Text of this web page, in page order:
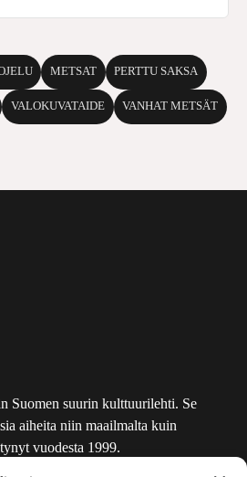
METSAT PERTTU SAKSA
VALOKUVATAIDE VANHAT METSÄT
Suomen suurin kulttuurilehti. Se
aiheita niin maailmalta kuin
vuodesta 1999.